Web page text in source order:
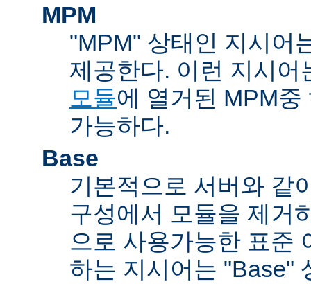
MPM
"MPM" 상태인 지시어
제공한다. 이런 지시어
모듈에 열거된 MPM
가능하다.
Base
기본적으로 서버와 같
구성에서 모듈을 제거
으로 사용가능한 표준
하는 지시어는 "Base"